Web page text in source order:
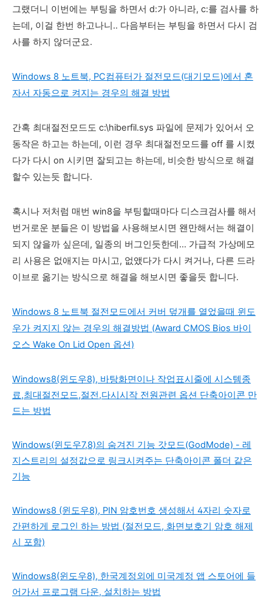
그랬더니 이번에는 부팅을 하면서 d:가 아니라, c:를 검사를 하
는데, 이걸 한번 하고나니.. 다음부터는 부팅을 하면서 다시 검
사를 하지 않더군요.
Windows 8 노트북, PC컴퓨터가 절전모드(대기모드)에서 혼
자서 자동으로 켜지는 경우의 해결 방법
간혹 최대절전모드도 c:\hiberfil.sys 파일에 문제가 있어서 오
동작은 하고는 하는데, 이런 경우 최대절전모드를 off 를 시켰
다가 다시 on 시키면 잘되고는 하는데, 비슷한 방식으로 해결
할수 있는듯 합니다.
혹시나 저처럼 매번 win8을 부팅할때마다 디스크검사를 해서
번거로운 분들은 이 방법을 사용해보시면 왠만해서는 해결이
되지 않을까 싶은데, 일종의 버그인듯한데... 가급적 가상메모
리 사용은 없애지는 마시고, 없앴다가 다시 켜거나, 다른 드라
이브로 옮기는 방식으로 해결을 해보시면 좋을듯 합니다.
Windows 8 노트북 절전모드에서 커버 덮개를 열었을때 윈도
우가 켜지지 않는 경우의 해결방법 (Award CMOS Bios 바이
오스 Wake On Lid Open 옵션)
Windows8(윈도우8), 바탕화면이나 작업표시줄에 시스템종
료,최대절전모드,절전,다시시작 전원관련 옵션 단축아이콘 만
드는 방법
Windows(윈도우7,8)의 숨겨진 기능 갓모드(GodMode) - 레
지스트리의 설정값으로 링크시켜주는 단축아이콘 폴더 같은
기능
Windows8 (윈도우8), PIN 암호번호 생성해서 4자리 숫자로
간편하게 로그인 하는 방법 (절전모드, 화면보호기 암호 해제
시 포함)
Windows8(윈도우8), 한국계정외에 미국계정 앱 스토어에 들
어가서 프로그램 다운, 설치하는 방법